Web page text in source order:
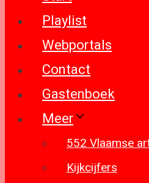
Playlist
Webportals
Contact
Gastenboek
Meer
552 Vlaamse
Kijkcijfers